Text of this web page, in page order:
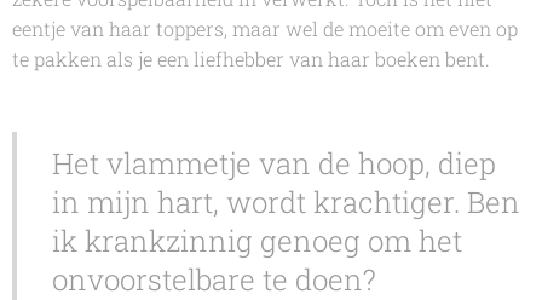
eentje van haar toppers, maar wel de moeite om even op
te pakken als je een liefhebber van haar boeken bent.
Het vlammetje van de hoop, diep
in mijn hart, wordt krachtiger. Ben
ik krankzinnig genoeg om het
onvoorstelbare te doen?